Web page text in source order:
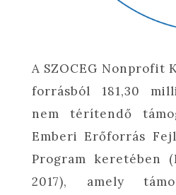
A SZOCEG Nonprofit
forrásból 181,30
nem térítendő
Emberi Erőforrás
Program keretében
2017), amely